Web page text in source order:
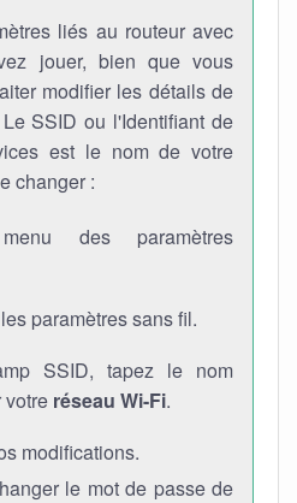
liés au routeur avec
jouer, bien que vous
modifier les détails de
SSID ou l'Identifiant de
est le nom de votre
changer :
des paramètres
paramètres sans fil.
SSID, tapez le nom
votre réseau Wi-Fi.
modifications.
le mot de passe de